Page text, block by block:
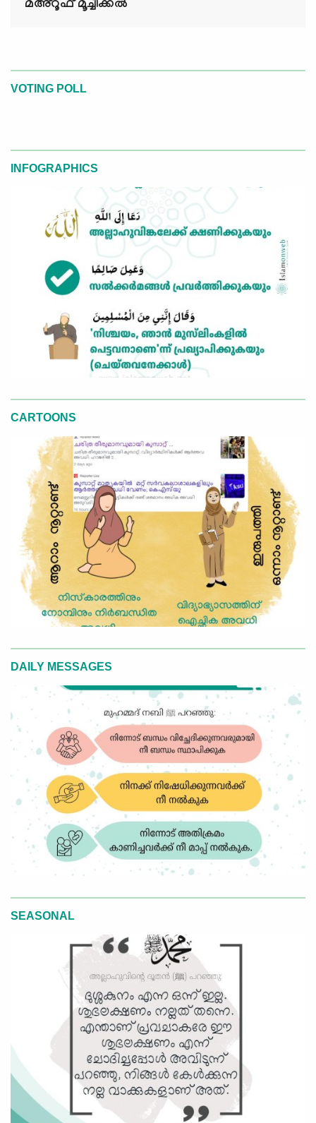
മഅ്റൂഫ് മൂച്ചിക്കല്‍
VOTING POLL
INFOGRAPHICS
CARTOONS
DAILY MESSAGES
SEASONAL